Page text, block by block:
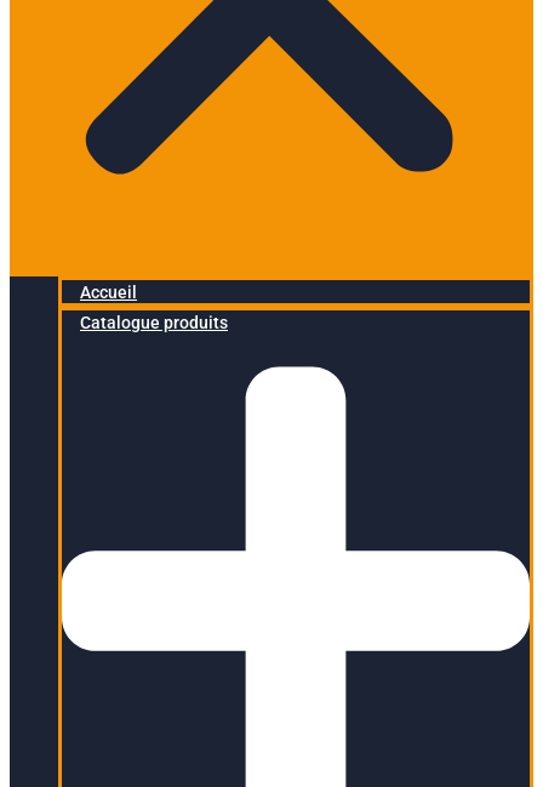
Accueil
Catalogue produits